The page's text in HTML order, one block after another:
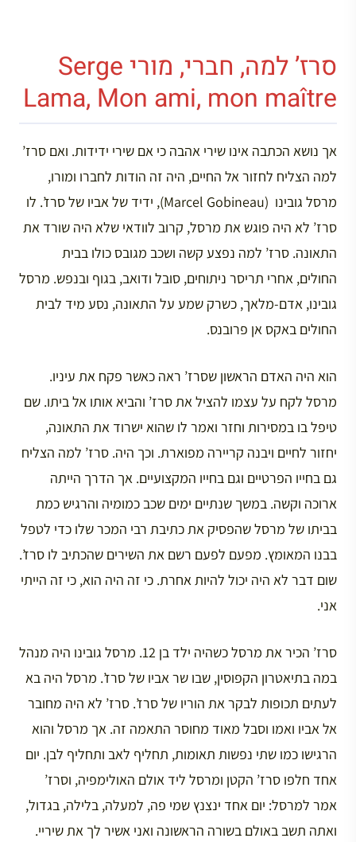
סרז’ למה, חברי, מורי Serge
Lama, Mon ami, mon maître
אך נושא הכתבה אינו שירי אהבה כי אם שירי ידידות. ואם סרז’
למה הצליח לחזור אל החיים, היה זה הודות לחברו ומורו,
מרסל גובינו (Marcel Gobineau), ידיד של אביו של סרז’. לו
סרז’ לא היה פוגש את מרסל, קרוב לוודאי שלא היה שורד את
התאונה. סרז’ למה נפצע קשה ושכב מגובס כולו בבית
החולים, אחרי תריסר ניתוחים, סובל ודואב, בגוף ובנפש. מרסל
גובינו, אדם-מלאך, כשרק שמע על התאונה, נסע מיד לבית
החולים באקס אן פרובנס.
הוא היה האדם הראשון שסרז’ ראה כאשר פקח את עיניו.
מרסל לקח על עצמו להציל את סרז’ והביא אותו אל ביתו. שם
טיפל בו במסירות וחזר ואמר לו שהוא ישרוד את התאונה,
יחזור לחיים ויבנה קריירה מפוארת. וכך היה. סרז’ למה הצליח
גם בחייו הפרטיים וגם בחייו המקצועיים. אך הדרך הייתה
ארוכה וקשה. במשך שנתיים ימים שכב כמומיה והרגיש כמת
בביתו של מרסל שהפסיק את כתיבת רבי המכר שלו כדי לטפל
בבנו המאומץ. מפעם לפעם רשם את השירים שהכתיב לו סרז’.
שום דבר לא היה יכול להיות אחרת. כי זה היה הוא, כי זה הייתי
אני.
סרז’ הכיר את מרסל כשהיה ילד בן 12. מרסל גובינו היה מנהל
במה בתיאטרון הקפוסין, שבו שר אביו של סרז’. מרסל היה בא
לעתים תכופות לבקר את הוריו של סרז’. סרז’ לא היה מחובר
אל אביו ואמו וסבל מאוד מחוסר התאמה זה. אך מרסל והוא
הרגישו כמו שתי נפשות תאומות, תחליף לאב ותחליף לבן. יום
אחד חלפו סרז’ הקטן ומרסל ליד אולם האולימפיה, וסרז’
אמר למרסל: יום אחד ינצנץ שמי פה, למעלה, בלילה, בגדול,
ואתה תשב באולם בשורה הראשונה ואני אשיר לך את שיריי.